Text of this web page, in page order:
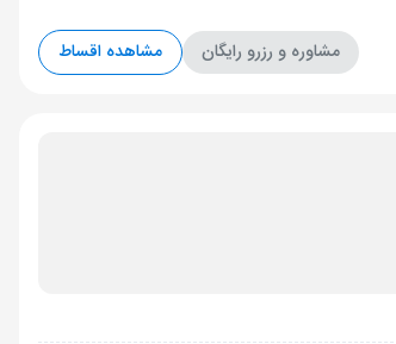
مشاوره و رزرو رایگان مشاهده اقساط